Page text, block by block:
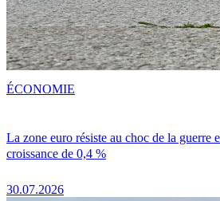
La zone euro résiste au choc de la guerre
croissance de 0,4 %
30.07.2026
ÉCONOMIE